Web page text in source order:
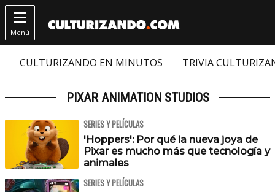

Menú
CULTURIZANDO EN MINUTOS TRIVIA
PIXAR ANIMATION STUDIOS
SERIES Y PELÍCULAS
'Hoppers': Por qué la nueva joya de
Pixar es mucho más que tecnología y
animales
SERIES Y PELÍCULAS